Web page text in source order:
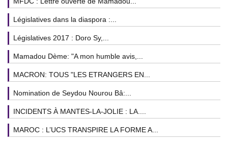
Législatives dans la diaspora :...
Législatives 2017 : Doro Sy,...
Mamadou Dème: "A mon humble avis,...
MACRON: TOUS "LES ETRANGERS EN...
Nomination de Seydou Nourou Bâ:...
INCIDENTS À MANTES-LA-JOLIE : LA....
MAROC : L’UCS TRANSPIRE LA FORME A...